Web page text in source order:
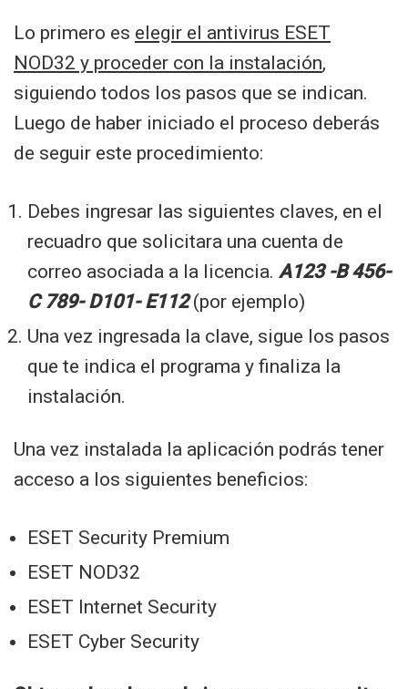
Lo primero es elegir el antivirus ESET
NOD32 y proceder con la instalación,
siguiendo todos los pasos que se indican.
Luego de haber iniciado el proceso deberás
de seguir este procedimiento:
Debes ingresar las siguientes claves, en el
recuadro que solicitara una cuenta de
correo asociada a la licencia. A123 -B 456-
C 789- D101- E112(por ejemplo)
Una vez ingresada la clave, sigue los pasos
que te indica el programa y finaliza la
instalación.
Una vez instalada la aplicación podrás tener
acceso a los siguientes beneficios:
ESET Security Premium
ESET NOD32
ESET Internet Security
ESET Cyber Security